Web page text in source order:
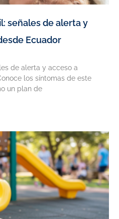
señales de alerta y
Ecuador
de alerta y acceso a
los síntomas de este
un plan de